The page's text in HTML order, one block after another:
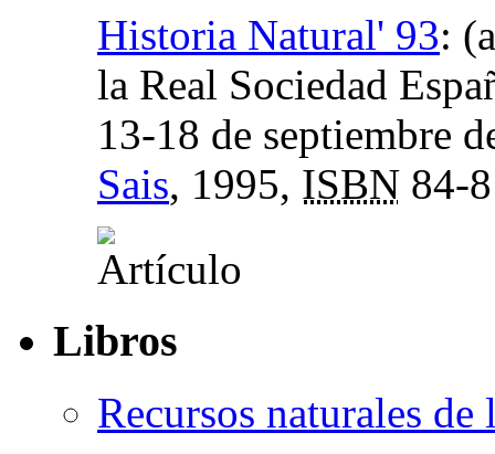
Historia Natural' 93:
la Real Sociedad
13-18 de septiembre
Sais, 1995, ISBN 84-
Libros
Recursos naturales de